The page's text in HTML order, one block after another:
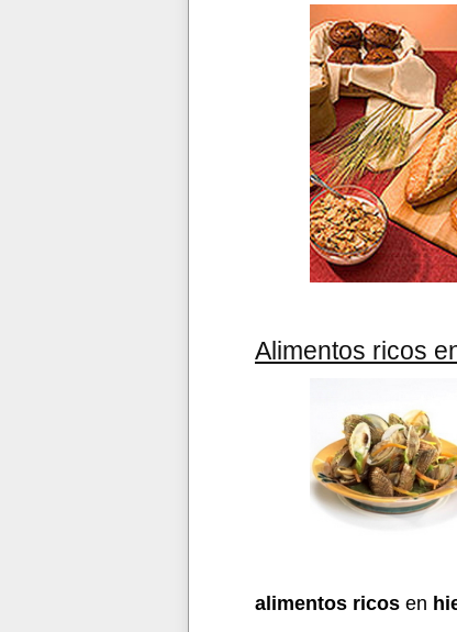
Alimentos ricos
alimentos ricos en